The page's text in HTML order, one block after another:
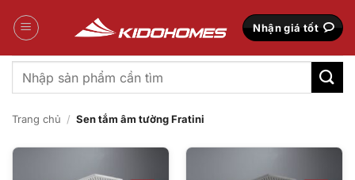
qua
Nhận giá tốt
Tìm
kiếm:
Trang chủ / Sen tắm âm tường Fratini